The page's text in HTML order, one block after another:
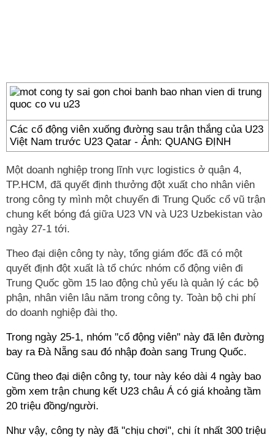
Các cổ động viên xuống đường sau trận thắng của U23
Việt Nam trước U23 Qatar - Ảnh: QUANG ĐỊNH
Một doanh nghiệp trong lĩnh vực logistics ở quận 4,
TP.HCM, đã quyết định thưởng đột xuất cho nhân viên
trong công ty mình một chuyến đi Trung Quốc cổ vũ trận
chung kết bóng đá giữa U23 VN và U23 Uzbekistan vào
ngày 27-1 tới.
Theo đại diện công ty này, tổng giám đốc đã có một
quyết định đột xuất là tổ chức nhóm cổ động viên đi
Trung Quốc gồm 15 lao động chủ yếu là quản lý các bộ
phận, nhân viên lâu năm trong công ty. Toàn bộ chi phí
do doanh nghiệp đài thọ.
Trong ngày 25-1, nhóm "cổ động viên" này đã lên đường
bay ra Đà Nẵng sau đó nhập đoàn sang Trung Quốc.
Cũng theo đại diện công ty, tour này kéo dài 4 ngày bao
gồm xem trận chung kết U23 châu Á có giá khoảng tầm
20 triệu đồng/người.
Như vậy, công ty này đã "chịu chơi", chi ít nhất 300 triệu